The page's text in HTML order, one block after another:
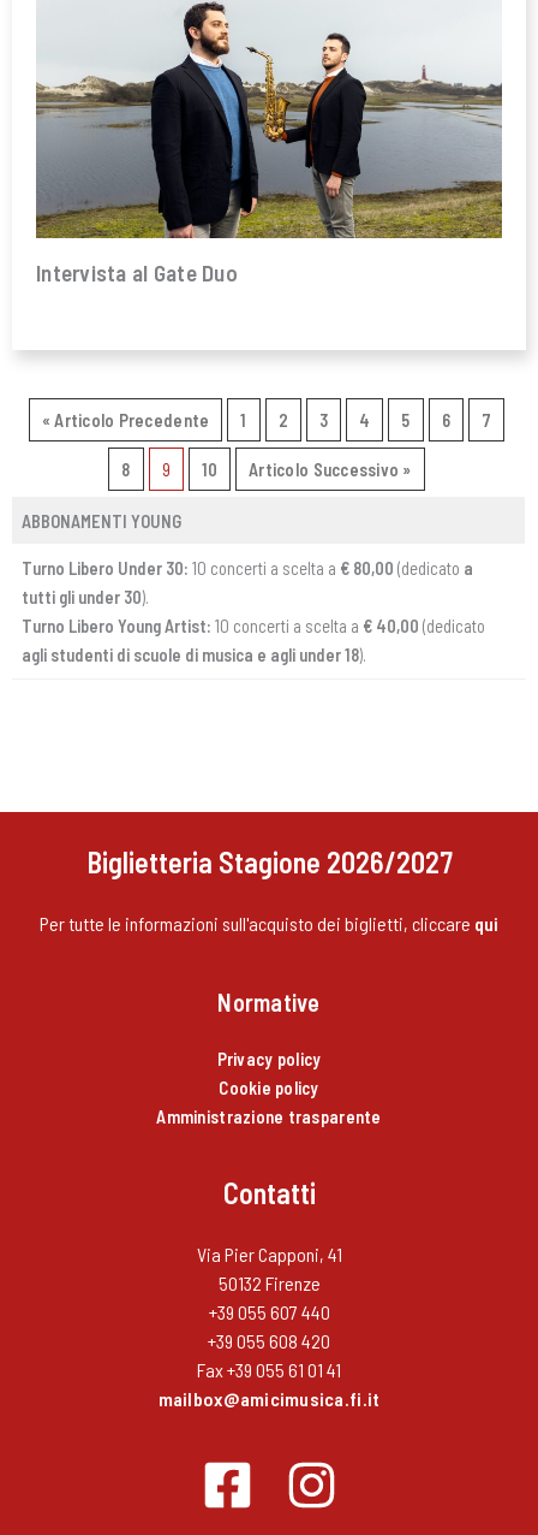
Intervista al Gate Duo
« Articolo Precedente 1 2 3 4 5 6 7
8 9 10 Articolo Successivo »
ABBONAMENTI YOUNG
Turno Libero Under 30:10 concerti a scelta a € 80,00(dedicato a
tutti gli under 30).
Turno Libero Young Artist: 10 concerti a scelta a € 40,00 (dedicato
agli studenti di scuole di musica e agli under 18).
Biglietteria Stagione 2026/2027
Per tutte le informazioni sull'acquisto dei biglietti, cliccare qui
Normative
Privacy policy
Cookie policy
Amministrazione trasparente
Contatti
Via Pier Capponi, 41
50132 Firenze
+39 055 607 440
+39 055 608 420
Fax +39 055 61 01 41
mailbox@amicimusica.fi.it